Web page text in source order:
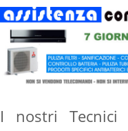
I nostri Tecnici